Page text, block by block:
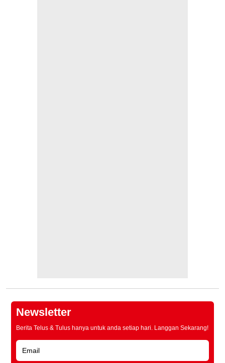
Newsletter
Berita Telus & Tulus hanya untuk anda setiap hari. Langgan Sekarang!